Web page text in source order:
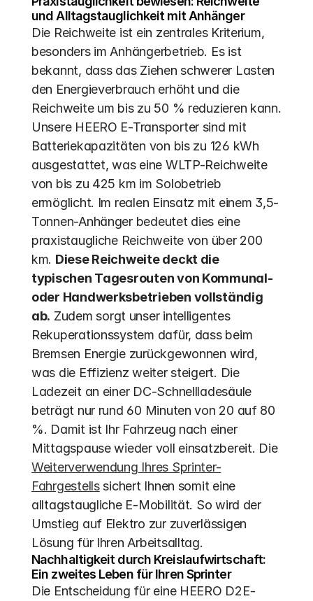
und Alltagstauglichkeit mit Anhänger
Die Reichweite ist ein zentrales Kriterium,
besonders im Anhängerbetrieb. Es ist
bekannt, dass das Ziehen schwerer Lasten
den Energieverbrauch erhöht und die
Reichweite um bis zu 50 % reduzieren kann.
Unsere HEERO E-Transporter sind mit
Batteriekapazitäten von bis zu 126 kWh
ausgestattet, was eine WLTP-Reichweite
von bis zu 425 km im Solobetrieb
ermöglicht. Im realen Einsatz mit einem 3,5-
Tonnen-Anhänger bedeutet dies eine
praxistaugliche Reichweite von über 200
km. Diese Reichweite deckt die
typischen Tagesrouten von Kommunal-
oder Handwerksbetrieben vollständig
ab. Zudem sorgt unser intelligentes
Rekuperationssystem dafür, dass beim
Bremsen Energie zurückgewonnen wird,
was die Effizienz weiter steigert. Die
Ladezeit an einer DC-Schnellladesäule
beträgt nur rund 60 Minuten von 20 auf 80
%. Damit ist Ihr Fahrzeug nach einer
Mittagspause wieder voll einsatzbereit. Die
Weiterverwendung Ihres Sprinter-
Fahrgestells sichert Ihnen somit eine
alltagstaugliche E-Mobilität. So wird der
Umstieg auf Elektro zur zuverlässigen
Lösung für Ihren Arbeitsalltag.
Nachhaltigkeit durch Kreislaufwirtschaft:
Ein zweites Leben für Ihren Sprinter
Die Entscheidung für eine HEERO D2E-